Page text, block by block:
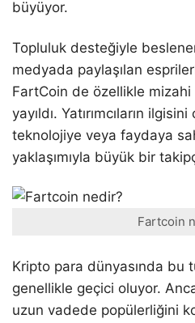
büyüyor.
Topluluk desteğiyle
medyada paylaşılan
FartCoin de özellikle mizahi
yayıldı. Yatırımcıların
teknolojiye veya faydaya
yaklaşımıyla büyük bir
Fartcoin
Kripto para dünyasında bu
genellikle geçici oluyor.
uzun vadede popülerliğini